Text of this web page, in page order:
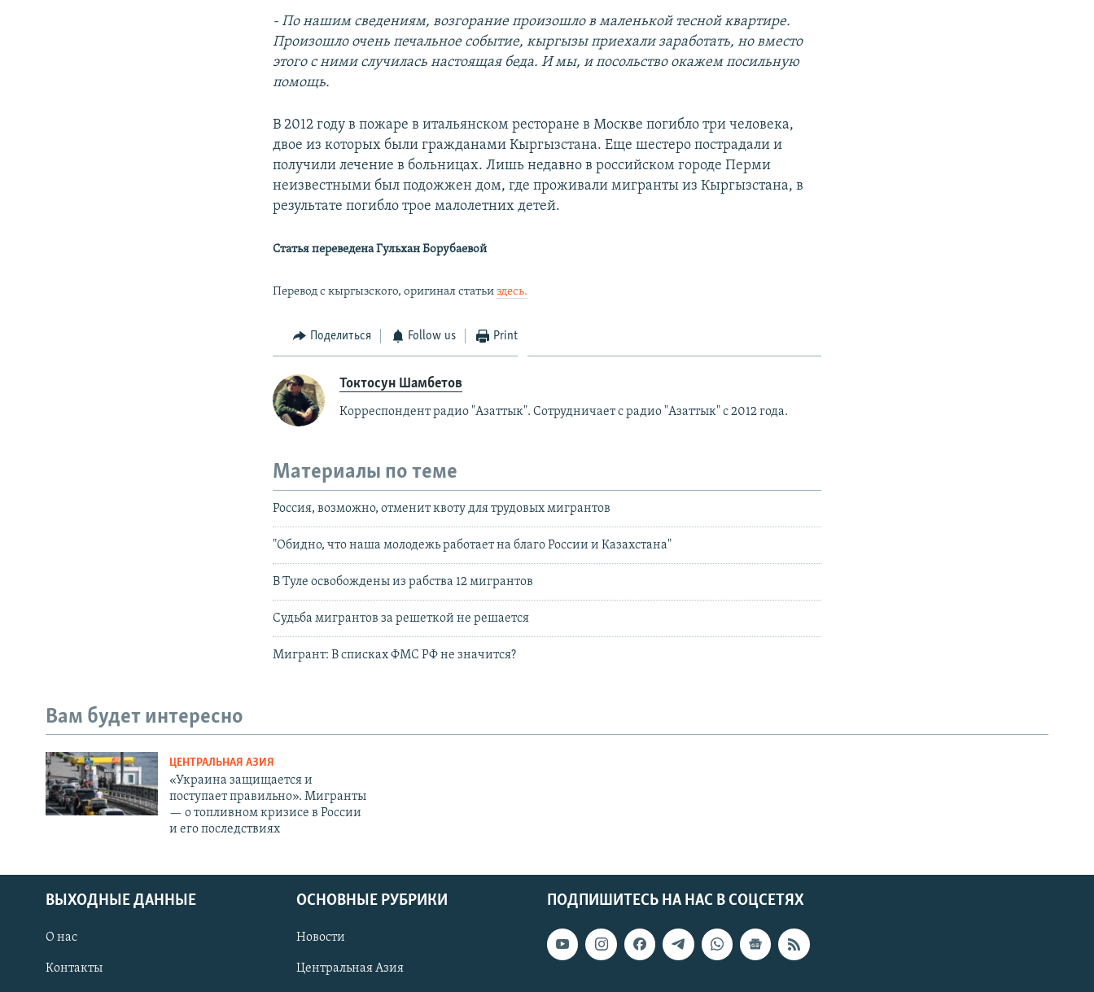
- По нашим сведениям, возгорание произошло в маленькой тесной квартире.
Произошло очень печальное событие, кыргызы приехали заработать, но вместо
этого с ними случилась настоящая беда. И мы, и посольство окажем посильную
помощь.
В 2012 году в пожаре в итальянском ресторане в Москве погибло три человека,
двое из которых были гражданами Кыргызстана. Еще шестеро пострадали и
получили лечение в больницах. Лишь недавно в российском городе Перми
неизвестными был подожжен дом, где проживали мигранты из Кыргызстана, в
результате погибло трое малолетних детей.
Статья переведена Гульхан Борубаевой
Перевод с кыргызского, оригинал статьиздесь.
Поделиться Follow us Print
Токтосун Шамбетов
Корреспондент радио "Азаттык". Сотрудничает с радио "Азаттык" с 2012 года.
Материалы по теме
Россия, возможно, отменит квоту для трудовых мигрантов
"Обидно, что наша молодежь работает на благо России и Казахстана"
В Туле освобождены из рабства 12 мигрантов
Судьба мигрантов за решеткой не решается
Мигрант: В списках ФМС РФ не значится?
Вам будет интересно
ЦЕНТРАЛЬНАЯ АЗИЯ
«Украина защищается и
поступает правильно». Мигранты
— о топливном кризисе в России
и его последствиях
ПОДПИШИТЕСЬ НА НАС В СОЦСЕТЯХ
ВЫХОДНЫЕ ДАННЫЕ
О нас
Контакты
ОСНОВНЫЕ РУБРИКИ
Новости
Центральная Азия